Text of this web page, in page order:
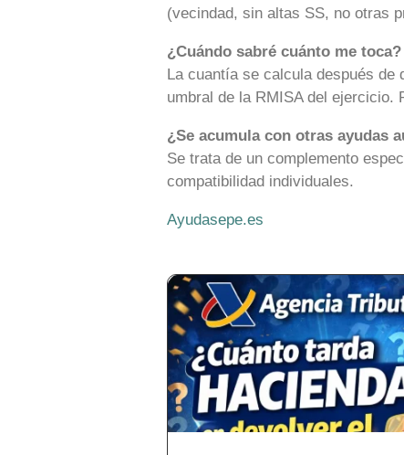
(vecindad, sin altas SS, no otras
¿Cuándo sabré cuánto me toca?
La cuantía se calcula después de
umbral de la RMISA del ejercicio.
¿Se acumula con otras ayudas
Se trata de un complemento
compatibilidad individuales.
Ayudasepe.es